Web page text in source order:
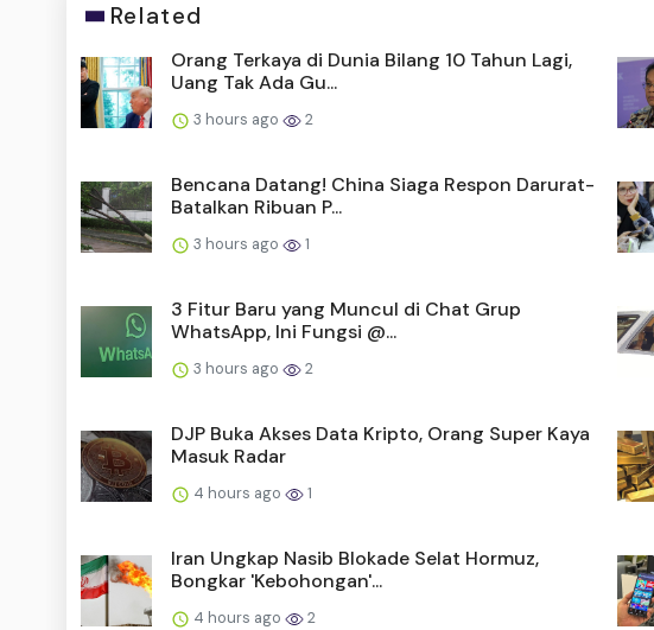
Related
Orang Terkaya di Dunia Bilang 10 Tahun Lagi,
Uang Tak Ada Gu...
3 hours ago 2
Bencana Datang! China Siaga Respon Darurat-
Batalkan Ribuan P...
3 hours ago 1
3 Fitur Baru yang Muncul di Chat Grup
WhatsApp, Ini Fungsi @...
3 hours ago 2
DJP Buka Akses Data Kripto, Orang Super Kaya
Masuk Radar
4 hours ago 1
Iran Ungkap Nasib Blokade Selat Hormuz,
Bongkar 'Kebohongan'...
4 hours ago 2